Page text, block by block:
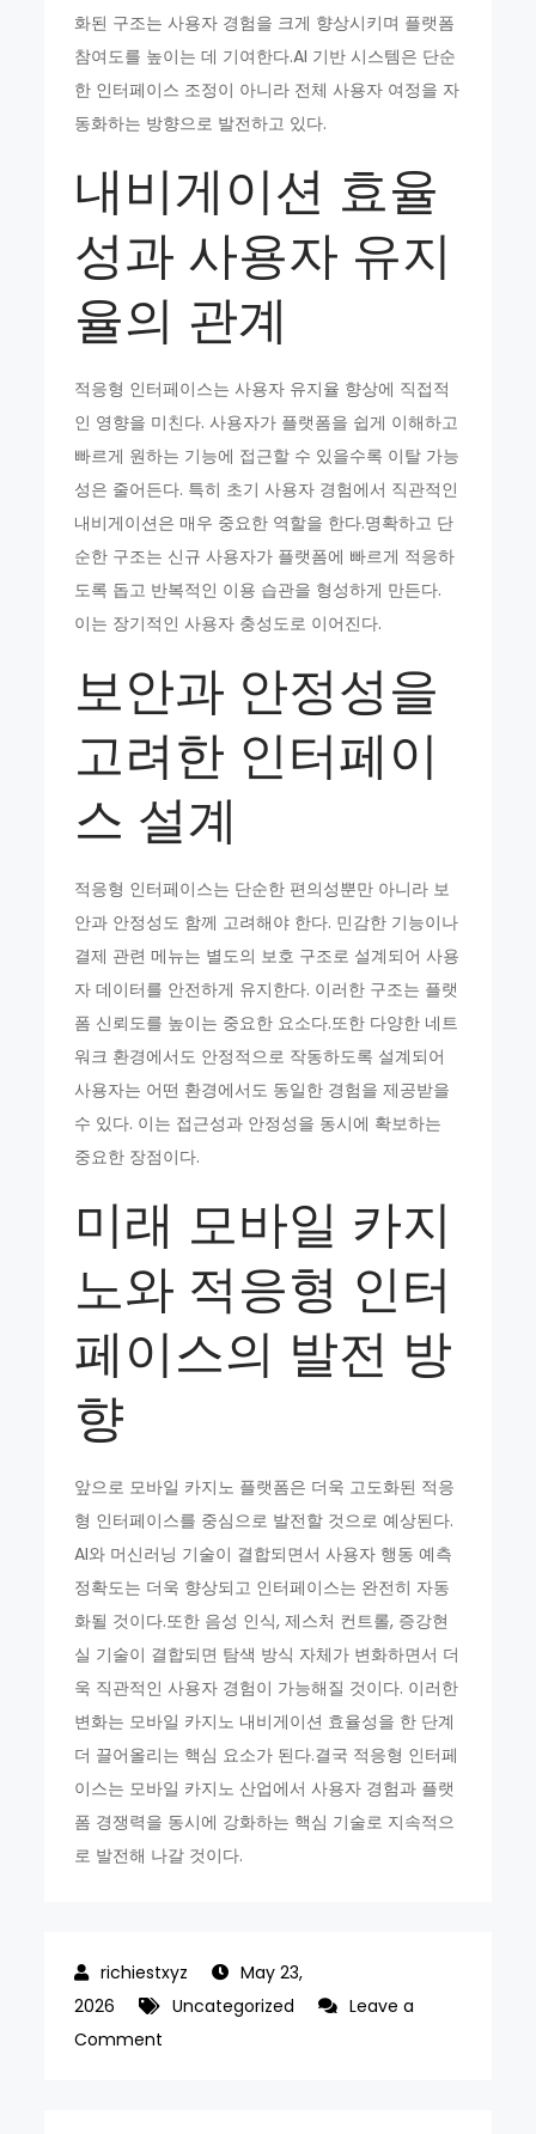
화된 구조는 사용자 경험을 크게 향상시키며 플랫폼
참여도를 높이는 데 기여한다.AI 기반 시스템은 단순
한 인터페이스 조정이 아니라 전체 사용자 여정을 자
동화하는 방향으로 발전하고 있다.
내비게이션 효율
성과 사용자 유지
율의 관계
적응형 인터페이스는 사용자 유지율 향상에 직접적
인 영향을 미친다. 사용자가 플랫폼을 쉽게 이해하고
빠르게 원하는 기능에 접근할 수 있을수록 이탈 가능
성은 줄어든다. 특히 초기 사용자 경험에서 직관적인
내비게이션은 매우 중요한 역할을 한다.명확하고 단
순한 구조는 신규 사용자가 플랫폼에 빠르게 적응하
도록 돕고 반복적인 이용 습관을 형성하게 만든다.
이는 장기적인 사용자 충성도로 이어진다.
보안과 안정성을
고려한 인터페이
스 설계
적응형 인터페이스는 단순한 편의성뿐만 아니라 보
안과 안정성도 함께 고려해야 한다. 민감한 기능이나
결제 관련 메뉴는 별도의 보호 구조로 설계되어 사용
자 데이터를 안전하게 유지한다. 이러한 구조는 플랫
폼 신뢰도를 높이는 중요한 요소다.또한 다양한 네트
워크 환경에서도 안정적으로 작동하도록 설계되어
사용자는 어떤 환경에서도 동일한 경험을 제공받을
수 있다. 이는 접근성과 안정성을 동시에 확보하는
중요한 장점이다.
미래 모바일 카지
노와 적응형 인터
페이스의 발전 방
향
앞으로 모바일 카지노 플랫폼은 더욱 고도화된 적응
형 인터페이스를 중심으로 발전할 것으로 예상된다.
AI와 머신러닝 기술이 결합되면서 사용자 행동 예측
정확도는 더욱 향상되고 인터페이스는 완전히 자동
화될 것이다.또한 음성 인식, 제스처 컨트롤, 증강현
실 기술이 결합되면 탐색 방식 자체가 변화하면서 더
욱 직관적인 사용자 경험이 가능해질 것이다. 이러한
변화는 모바일 카지노 내비게이션 효율성을 한 단계
더 끌어올리는 핵심 요소가 된다.결국 적응형 인터페
이스는 모바일 카지노 산업에서 사용자 경험과 플랫
폼 경쟁력을 동시에 강화하는 핵심 기술로 지속적으
로 발전해 나갈 것이다.
May 23,
2026
Uncategorized
Leave a
Comment